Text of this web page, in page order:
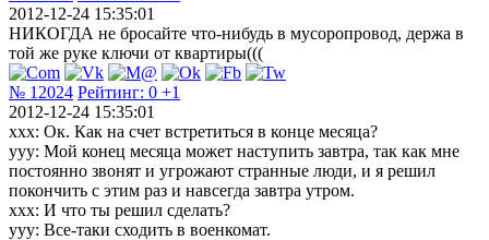
2012-12-24 15:35:01
НИКОГДА не бросайте что-нибудь в мусоропровод, держа в
той же руке ключи от квартиры(((
№ 12024 Рейтинг: 0 +1
2012-12-24 15:35:01
xxx: Ок. Как на счет встретиться в конце месяца?
yyy: Мой конец месяца может наступить завтра, так как мне
постоянно звонят и угрожают странные люди, и я решил
покончить с этим раз и навсегда завтра утром.
xxx: И что ты решил сделать?
yyy: Все-таки сходить в военкомат.